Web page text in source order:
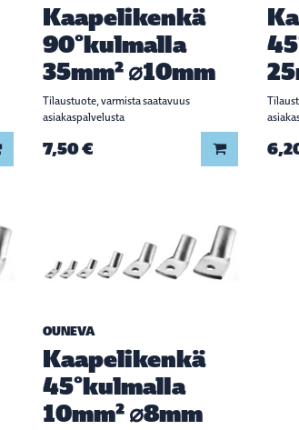
Lisää koriin
Kaapelikenkä
90°kulmalla
35mm² ⌀10mm
Tilaustuote, varmista saatavuus
asiakaspalvelusta
7,50 € Lisää koriin
OUNEVA
Kaapelikenkä
45°kulmalla
10mm² ⌀8mm